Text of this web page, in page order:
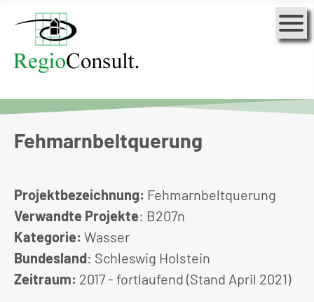
Fehmarnbeltquerung
Projektbezeichnung: Fehmarnbeltquerung
Verwandte Projekte: B207n
Kategorie: Wasser
Bundesland: Schleswig Holstein
Zeitraum: 2017 - fortlaufend (Stand April 2021)